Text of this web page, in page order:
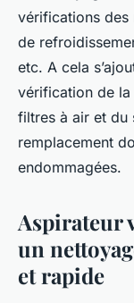
vérifications des
de
etc. A cela
vérification de la
filtres à air et du
remplacement
endommagées.
Aspirateur
un
et rapide